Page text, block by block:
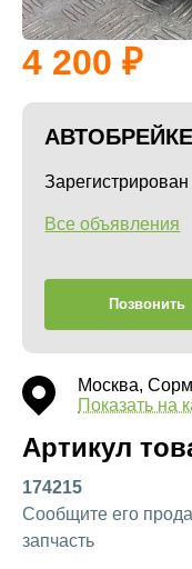
4 200
Все объявления
Позвонить
Москва,
Показать на
Артикул
174215
Сообщите его
запчасть